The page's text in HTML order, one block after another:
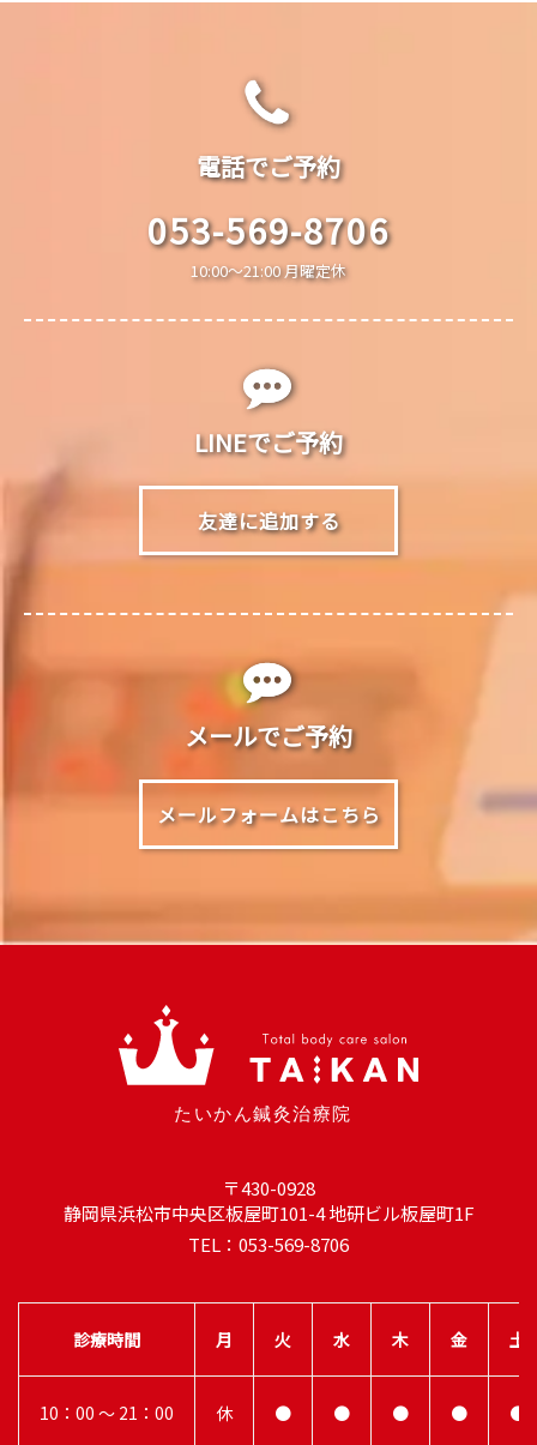
電話でご予約
053-569-8706
10:00～21:00 月曜定休
LINEでご予約
友達に追加する
メールでご予約
メールフォームはこちら
〒430-0928
静岡県浜松市中央区板屋町101-4 地研ビル板屋町1F
TEL：053-569-8706
診療時間 月 火 水 木 金 土
10：00 ～ 21：00 休 ● ● ● ● ●